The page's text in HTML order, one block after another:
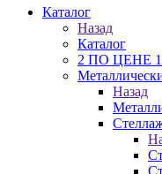
Каталог
Назад
Каталог
2 ПО ЦЕНЕ
Назад